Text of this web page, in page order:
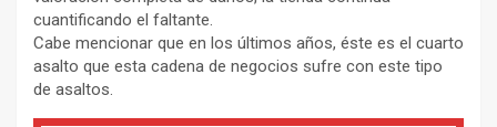
cuantificando el faltante.
Cabe mencionar que en los últimos años, éste es el cuarto
asalto que esta cadena de negocios sufre con este tipo
de asaltos.